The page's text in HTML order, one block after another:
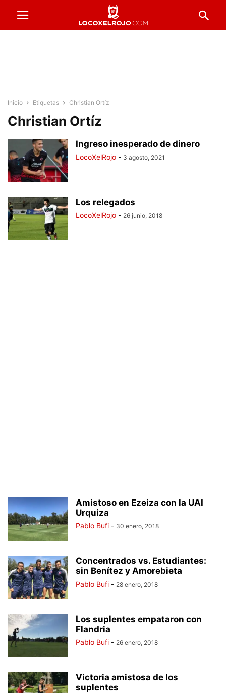
Inicio Etiquetas Christian Ortíz
Christian Ortíz
Ingreso inesperado de dinero
LocoXelRojo - 3 agosto, 2021
Los relegados
LocoXelRojo - 26 junio, 2018
Amistoso en Ezeiza con la UAI
Urquiza
Pablo Bufi - 30 enero, 2018
Concentrados vs. Estudiantes:
sin Benítez y Amorebieta
Pablo Bufi - 28 enero, 2018
Los suplentes empataron con
Flandria
Pablo Bufi - 26 enero, 2018
Victoria amistosa de los
suplentes